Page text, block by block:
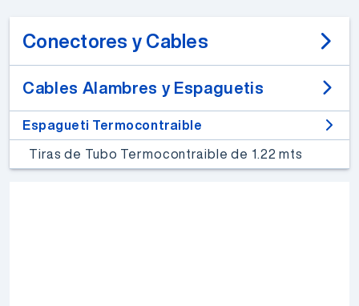
Conectores y Cables
Cables Alambres y Espaguetis
Espagueti Termocontraible
Tiras de Tubo Termocontraible de 1.22 mts